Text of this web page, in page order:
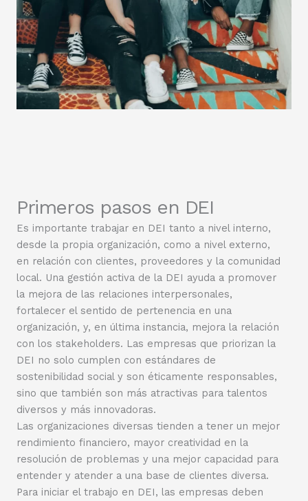
Primeros pasos en DEI
Es importante trabajar en DEI tanto a nivel interno,
desde la propia organización, como a nivel externo,
en relación con clientes, proveedores y la comunidad
local. Una gestión activa de la DEI ayuda a promover
la mejora de las relaciones interpersonales,
fortalecer el sentido de pertenencia en una
organización, y, en última instancia, mejora la relación
con los stakeholders. Las empresas que priorizan la
DEI no solo cumplen con estándares de
sostenibilidad social y son éticamente responsables,
sino que también son más atractivas para talentos
diversos y más innovadoras.
Las organizaciones diversas tienden a tener un mejor
rendimiento financiero, mayor creatividad en la
resolución de problemas y una mejor capacidad para
entender y atender a una base de clientes diversa.
Para iniciar el trabajo en DEI, las empresas deben